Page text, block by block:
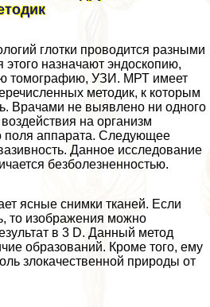
глотки проводится разными
назначают эндоскопию,
томографию, УЗИ. МРТ имеет
методик, к которым
Врачами не выявлено ни одного
на организм
поля аппарата. Следующее
Данное исследование
безболезненностью.
ясные снимки тканей. Если
то изображения можно
в 3 D. Данный метод
образований. Кроме того, ему
злокачественной природы от